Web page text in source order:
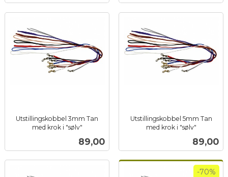
Utstillingskobbel 3mm Tan
med krok i "sølv"
Pris
89,00
Utstillingskobbel 5mm Tan
med krok i "sølv"
Pris
89,00
-70%